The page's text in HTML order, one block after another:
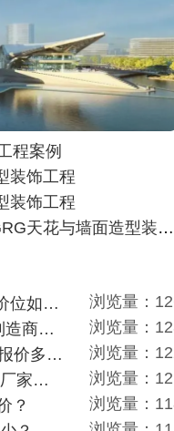
程案例
装饰工程
装饰工程
罗浮宫家居艺术中心（广州）GRG天花与墙面造型装饰工程
淄博专业GRG设计材料厂收费价位如何？
浏览量：
珠海1443米²grg造型设计顶尖制造商付费付费多少？
浏览量：
重庆3217平方米GRG设计费用报价多少？
浏览量：
滨州1217平方grg设计顶尖生产厂家价目如何？
浏览量：
？
浏览量：